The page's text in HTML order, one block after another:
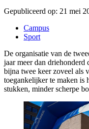
Gepubliceerd op: 21 mei
Campus
Sport
De organisatie van de
jaar meer dan driehonderd
bijna twee keer zoveel als
toegankelijker te maken is
stukken, minder scherpe